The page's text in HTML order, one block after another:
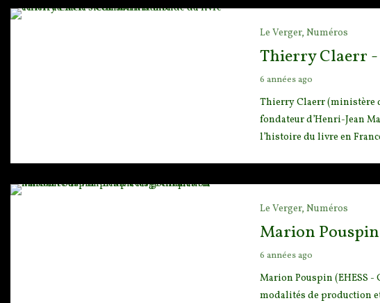
Le Verger, Numéros
Thierry Claerr -
6 années ago
Thierry Claerr (ministère
fondateur d’Henri-Jean
l’histoire du livre en
Le Verger, Numéros
Marion
6 années ago
Marion Pouspin (EHESS
modalités de production